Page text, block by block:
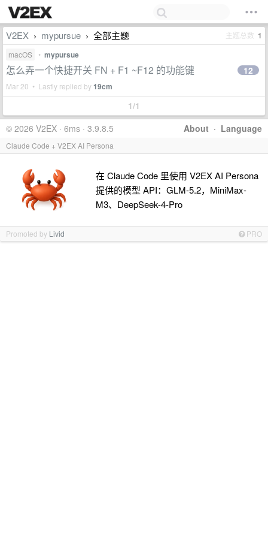
V2EX › mypursue › 全部主题 主题总数 1
macOS • mypursue
怎么弄一个快捷开关 FN + F1 ~F12 的功能键
Mar 20 • Lastly replied by19cm
12
1/1
About · Language
© 2026 V2EX · 6ms · 3.9.8.5
Claude Code + V2EX AI Persona
在 Claude Code 里使用 V2EX AI Persona
提供的模型 API：GLM-5.2，MiniMax-
M3、DeepSeek-4-Pro
Promoted by Livid PRO